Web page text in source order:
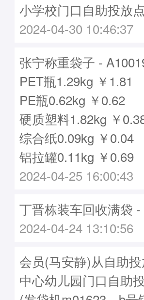
小学校门口自助投放
2024-04-30 10:46:37
张宁称重袋子 -
PET瓶1.29kg ￥1.81
PE瓶0.62kg ￥0.62
硬质塑料1.82kg ￥
综合纸0.09kg ￥0.04
铝拉罐0.11kg ￥0.69
2024-04-25 16:00:43
丁晋栋装车回收满袋
2024-04-24 13:10:56
会员(马安静)从自助
中心幼儿园门口自助